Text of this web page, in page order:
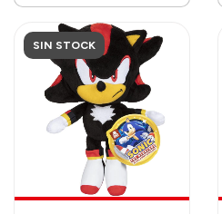
SIN STOCK